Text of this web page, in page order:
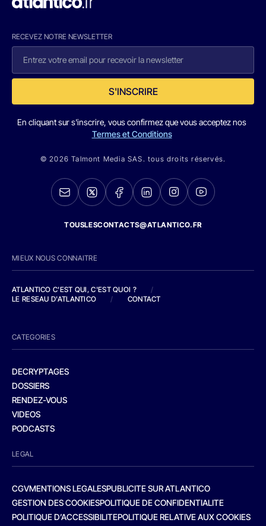
RECEVEZ NOTRE NEWSLETTER
S'INSCRIRE
En cliquant sur s'inscrire, vous confirmez que vous acceptez nos
Termes et Conditions
© 2026 Talmont Media SAS. tous droits réservés.
TOUSLESCONTACTS@ATLANTICO.FR
MIEUX NOUS CONNAITRE
ATLANTICO C'EST QUI, C'EST QUOI ?
/
LE RESEAU D'ATLANTICO
/ CONTACT
CATEGORIES
DECRYPTAGES
DOSSIERS
RENDEZ-VOUS
VIDEOS
PODCASTS
LEGAL
CGVMENTIONS LEGALESPUBLICITE SUR ATLANTICO
GESTION DES COOKIESPOLITIQUE DE CONFIDENTIALITE
POLITIQUE D’ACCESSIBILITEPOLITIQUE RELATIVE AUX COOKIES